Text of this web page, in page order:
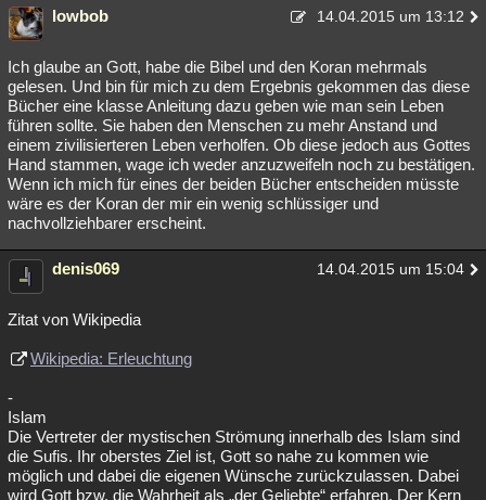
lowbob 14.04.2015 um 13:12
Ich glaube an Gott, habe die Bibel und den Koran mehrmals
gelesen. Und bin für mich zu dem Ergebnis gekommen das diese
Bücher eine klasse Anleitung dazu geben wie man sein Leben
führen sollte. Sie haben den Menschen zu mehr Anstand und
einem zivilisierteren Leben verholfen. Ob diese jedoch aus Gottes
Hand stammen, wage ich weder anzuzweifeln noch zu bestätigen.
Wenn ich mich für eines der beiden Bücher entscheiden müsste
wäre es der Koran der mir ein wenig schlüssiger und
nachvollziehbarer erscheint.
denis069 14.04.2015 um 15:04
Zitat von Wikipedia
Wikipedia: Erleuchtung
-
Islam
Die Vertreter der mystischen Strömung innerhalb des Islam sind
die Sufis. Ihr oberstes Ziel ist, Gott so nahe zu kommen wie
möglich und dabei die eigenen Wünsche zurückzulassen. Dabei
wird Gott bzw. die Wahrheit als „der Geliebte“ erfahren. Der Kern